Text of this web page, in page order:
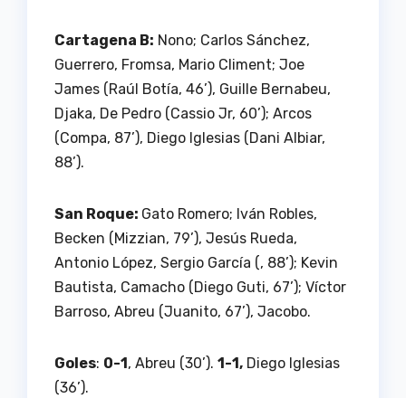
Cartagena B: Nono; Carlos Sánchez,
Guerrero, Fromsa, Mario Climent; Joe
James (Raúl Botía, 46’), Guille Bernabeu,
Djaka, De Pedro (Cassio Jr, 60’); Arcos
(Compa, 87’), Diego Iglesias (Dani Albiar,
88’).
San Roque: Gato Romero; Iván Robles,
Becken (Mizzian, 79’), Jesús Rueda,
Antonio López, Sergio García (, 88’); Kevin
Bautista, Camacho (Diego Guti, 67’); Víctor
Barroso, Abreu (Juanito, 67’), Jacobo.
Goles: 0-1 , Abreu (30’). 1-1, Diego Iglesias
(36’).